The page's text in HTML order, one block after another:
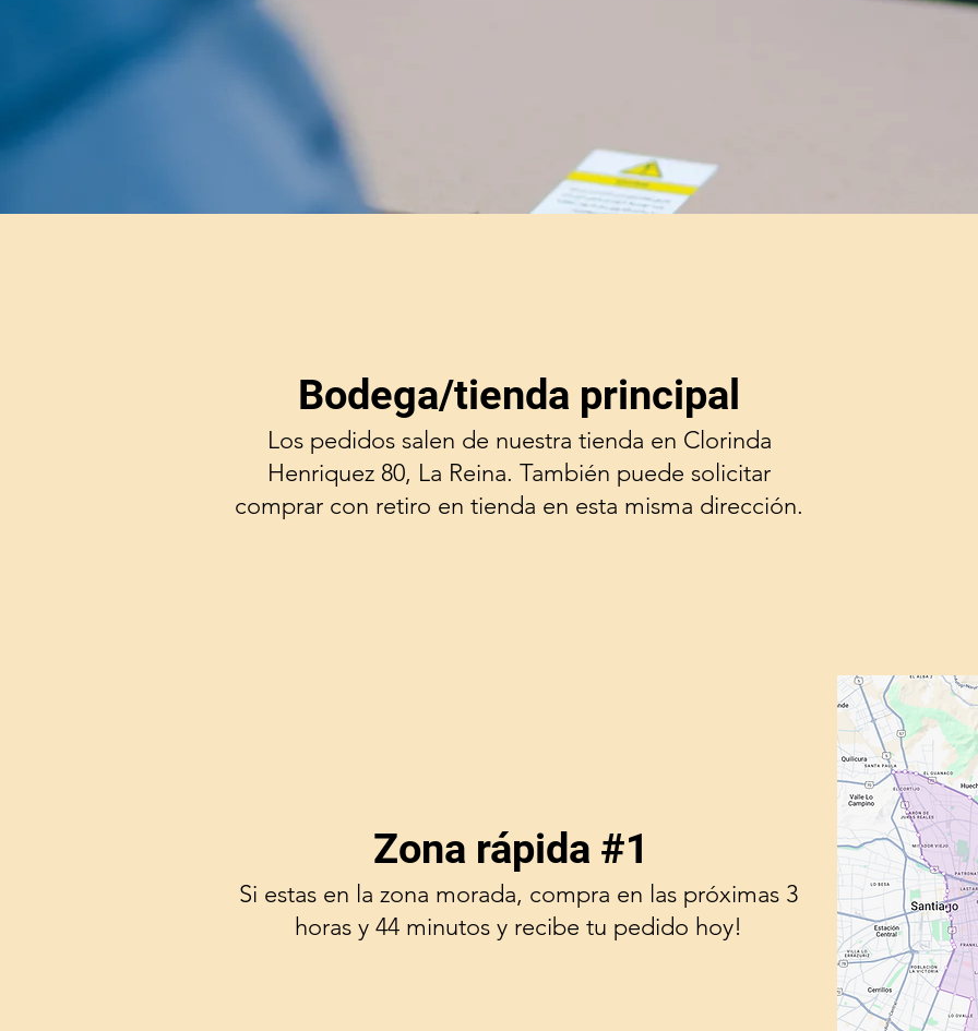
Bodega/tienda principal
Los pedidos salen de nuestra tienda en Clorinda
Henriquez 80, La Reina. También puede solicitar
comprar con retiro en tienda en esta misma dirección.
Zona rápida #1
Si estas en la zona morada, compra en las próximas 3
horas y 44 minutos y recibe tu pedido hoy!